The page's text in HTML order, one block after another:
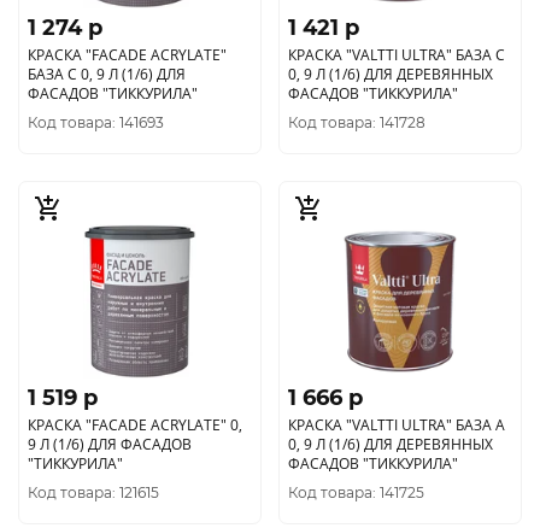
1 274 p
КРАСКА "FACADE ACRYLATE"
БАЗА С 0, 9 Л (1/6) ДЛЯ
ФАСАДОВ "ТИККУРИЛА"
Код товара: 141693
1 421 p
КРАСКА "VALTTI ULTRA" БАЗА C
0, 9 Л (1/6) ДЛЯ ДЕРЕВЯННЫХ
ФАСАДОВ "ТИККУРИЛА"
Код товара: 141728
1 519 p
КРАСКА "FACADE ACRYLATE" 0,
9 Л (1/6) ДЛЯ ФАСАДОВ
"ТИККУРИЛА"
Код товара: 121615
1 666 p
КРАСКА "VALTTI ULTRA" БАЗА A
0, 9 Л (1/6) ДЛЯ ДЕРЕВЯННЫХ
ФАСАДОВ "ТИККУРИЛА"
Код товара: 141725